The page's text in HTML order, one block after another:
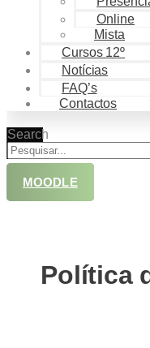
Online
Mista
Cursos 12º
Notícias
FAQ’s
Contactos
Search
MOODLE
Política